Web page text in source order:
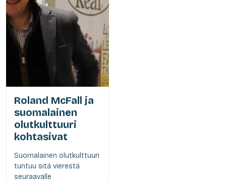
Roland McFall ja
suomalainen
olutkulttuuri
kohtasivat
Suomalainen olutkulttuuri
tuntuu sitä vierestä
seuraavalle